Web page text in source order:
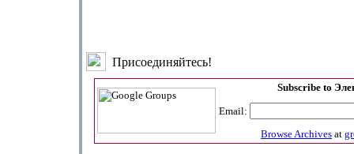
Присоединяйтесь!
Subscribe to
Email:
Browse Archives at